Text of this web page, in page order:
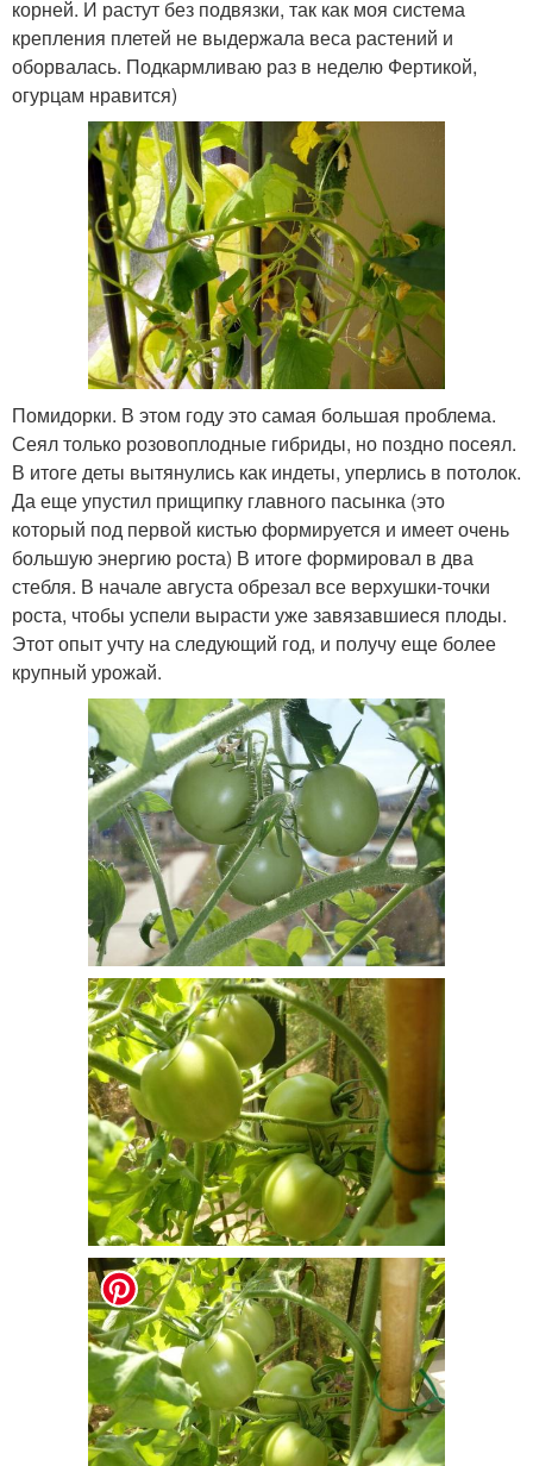
корней. И растут без подвязки, так как моя система
крепления плетей не выдержала веса растений и
оборвалась. Подкармливаю раз в неделю Фертикой,
огурцам нравится)
Помидорки. В этом году это самая большая проблема.
Сеял только розовоплодные гибриды, но поздно посеял.
В итоге деты вытянулись как индеты, уперлись в потолок.
Да еще упустил прищипку главного пасынка (это
который под первой кистью формируется и имеет очень
большую энергию роста) В итоге формировал в два
стебля. В начале августа обрезал все верхушки-точки
роста, чтобы успели вырасти уже завязавшиеся плоды.
Этот опыт учту на следующий год, и получу еще более
крупный урожай.